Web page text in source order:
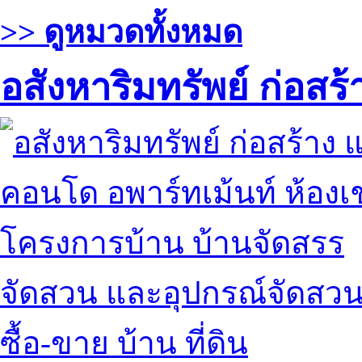
>> ดูหมวดทั้งหมด
อสังหาริมทรัพย์ ก่อส
คอนโด อพาร์ทเม้นท์ ห้องเ
โครงการบ้าน บ้านจัดสรร
จัดสวน และอุปกรณ์จัดสว
ซื้อ-ขาย บ้าน ที่ดิน